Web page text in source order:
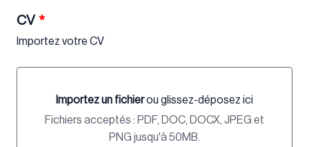
CV *
Importez votre CV
Importez un fichierou glissez-déposez ici
Importez un fichier ou glissez-déposez ici
Fichiers acceptés : PDF, DOC, DOCX, JPEG et
PNG jusqu'à 50MB.